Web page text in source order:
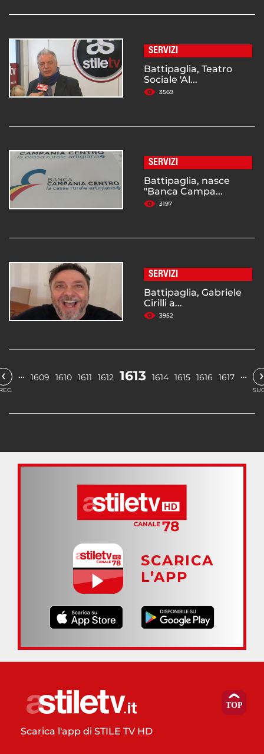
SERVIZI
Battipaglia, Teatro
Sociale 'Al...
3569
SERVIZI
Battipaglia, nasce
"Banca Campa...
3197
SERVIZI
Battipaglia, Gabriele
Cirilli a...
3952
‹ … 1609 1610 1611 1612 1613 1614 1615 1616 1617 … ›
SCARICA
L’APP
Scarica l'app di STILE TV HD